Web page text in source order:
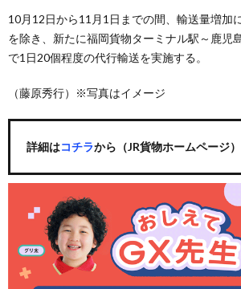
10月12日から11月1日までの間、輸送量増加
を除き、新たに福岡貨物ターミナル駅～鹿児
で1日20個程度の代行輸送を実施する。
（藤原秀行）※写真はイメージ
詳細はコチラから（JR貨物ホームページ）